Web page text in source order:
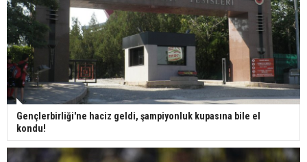
Gençlerbirliği'ne haciz geldi, şampiyonluk kupasına bile el
kondu!